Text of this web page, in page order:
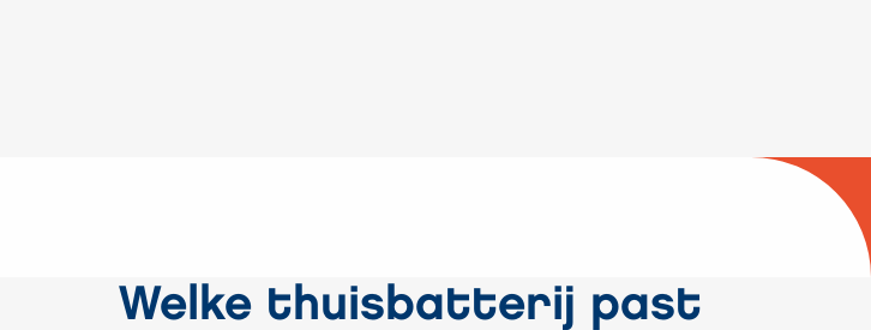
Welke thuisbatterij past